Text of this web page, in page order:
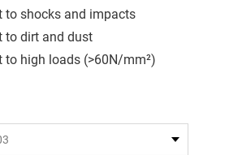
to shocks and impacts
to dirt and dust
to high loads (>60N/mm²)